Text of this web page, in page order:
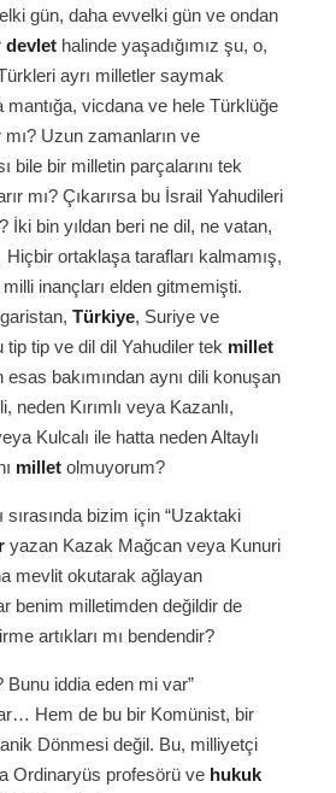
gün, daha evvelki gün ve ondan
devlet halinde yaşadığımız şu, o,
ayrı milletler saymak
mantığa, vicdana ve hele Türklüğe
Uzun zamanların ve
bile bir milletin parçalarını tek
mı? Çıkarırsa bu İsrail Yahudileri
İki bin yıldan beri ne dil, ne vatan,
ortaklaşa tarafları kalmamış,
inançları elden gitmemişti.
Türkiye, Suriye ve
tip tip ve dil dil Yahudiler tek millet
bakımından aynı dili konuşan
neden Kırımlı veya Kazanlı,
Kulcalı ile hatta neden Altaylı
millet olmuyorum?
bizim için “Uzaktaki
yazan Kazak Mağcan veya Kunuri
mevlit okutarak ağlayan
benim milletimden değildir de
artıkları mı bendendir?
Bunu iddia eden mi var”
Hem de bu bir Komünist, bir
Dönmesi değil. Bu, milliyetçi
Ordinaryüs profesörü ve hukuk